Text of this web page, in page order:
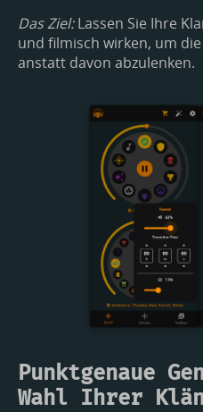
Das Ziel:Lassen Sie Ihre
und filmisch wirken, um
anstatt davon abzulenken.
Punktgenaue
Wahl Ihrer